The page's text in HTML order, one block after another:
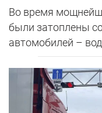
Во время
были затоплены
автомобилей –